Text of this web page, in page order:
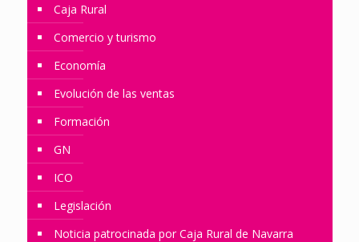
Caja Rural
Comercio y turismo
Economía
Evolución de las ventas
Formación
GN
ICO
Legislación
Noticia patrocinada por Caja Rural de Navarra